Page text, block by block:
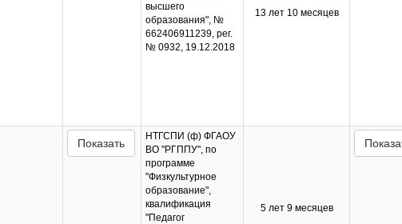
высшего
образования", №
662406911239, рег.
№ 0932, 19.12.2018
13 лет 10 месяцев
Показать
НТГСПИ (ф) ФГАОУ
ВО "РГППУ", по
программе
"Физкультурное
образование",
квалификация
"Педагог
5 лет 9 месяцев